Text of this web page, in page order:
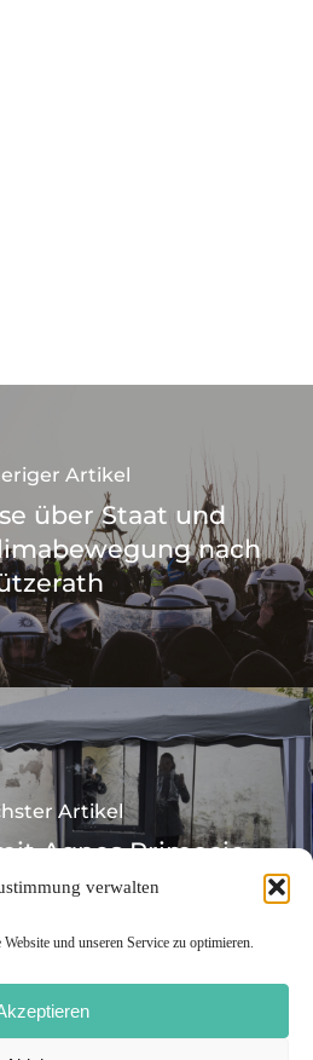
verwalten
und unseren Service zu optimieren.
Artikel
über Staat und
nach
Artikel
Agnes Primocic